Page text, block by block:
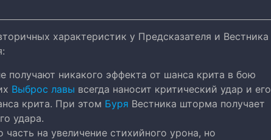
характеристик у Предсказателя и Вестника
получают никакого эффекта от шанса крита в бою
Выброс лавы всегда наносит критический удар и его
крита. При этом Буря Вестника шторма получает
удара.
часть на увеличение стихийного урона, но